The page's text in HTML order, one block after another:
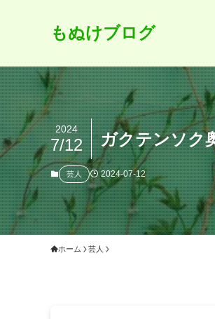
もぬけブログ
ガクテンソク
2024
7/12
芸人 2024-07-12
ホーム 芸人